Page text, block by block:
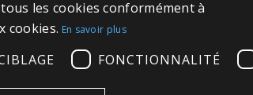
les cookies conformément à
cookies. En savoir plus
FONCTIONNALITÉ